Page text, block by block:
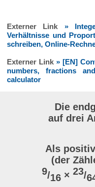
Externer Link »
Verhältnisse und
schreiben, Online-
Externer Link » [EN]
numbers, fractions
calculator
Die
auf drei
Als
(der
9/16 × 23/